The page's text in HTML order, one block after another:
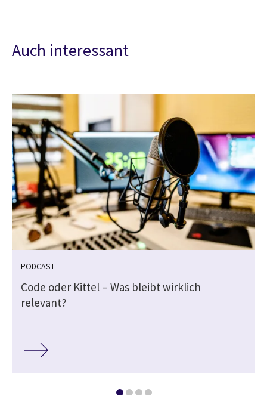
Auch interessant
PODCAST
Code oder Kittel – Was bleibt wirklich
relevant?